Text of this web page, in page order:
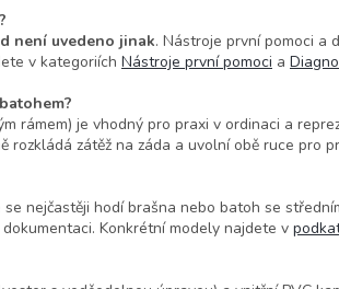
není uvedeno jinak. Nástroje první pomoci a
v kategoriích Nástroje první pomoci a
rámem) je vhodný pro praxi v ordinaci a
zátěž na záda a uvolní obě ruce pro
nejčastěji hodí brašna nebo batoh se
Konkrétní modely najdete v